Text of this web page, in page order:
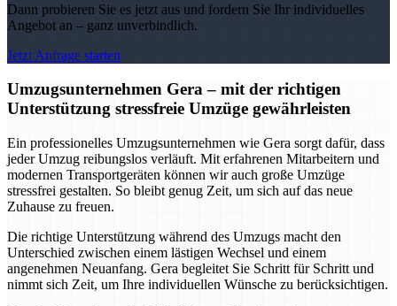
Dann probieren Sie es jetzt aus und fordern Sie Ihr individuelles
Angebot an – ganz unverbindlich.
Jetzt Anfrage starten
Umzugsunternehmen Gera – mit der richtigen
Unterstützung stressfreie Umzüge gewährleisten
Ein professionelles Umzugsunternehmen wie Gera sorgt dafür, dass
jeder Umzug reibungslos verläuft. Mit erfahrenen Mitarbeitern und
modernen Transportgeräten können wir auch große Umzüge
stressfrei gestalten. So bleibt genug Zeit, um sich auf das neue
Zuhause zu freuen.
Die richtige Unterstützung während des Umzugs macht den
Unterschied zwischen einem lästigen Wechsel und einem
angenehmen Neuanfang. Gera begleitet Sie Schritt für Schritt und
nimmt sich Zeit, um Ihre individuellen Wünsche zu berücksichtigen.